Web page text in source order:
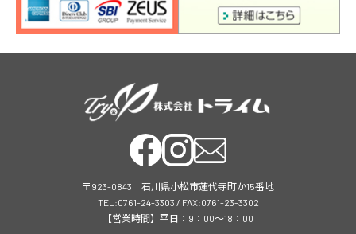
〒923-0843 石川県小松市蓮代寺町か15番地
TEL:0761-24-3303 / FAX:0761-23-3302
【営業時間】平日：9：00～18：00